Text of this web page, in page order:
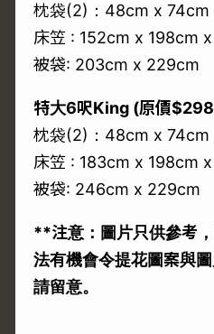
枕袋(2)：48cm x 74cm
床笠 : 152cm x 198cm
被袋: 203cm x 229cm
特大6呎King (原價
枕袋(2)：48cm x 74cm
床笠 : 183cm x 198cm
被袋: 246cm x 229cm
**注意：圖片只供參考
法有機會令提花圖案與
請留意。